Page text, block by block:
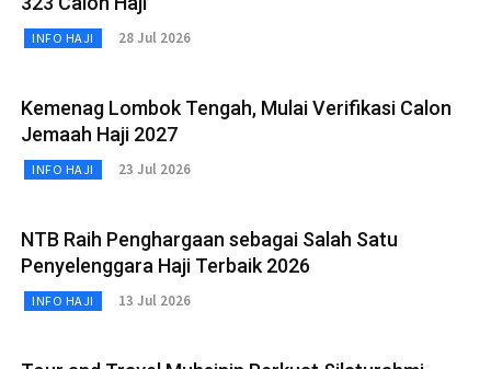
INFO HAJI 28 Jul 2026
Kemenag Lombok Tengah, Mulai Verifikasi Calon
Jemaah Haji 2027
INFO HAJI 23 Jul 2026
NTB Raih Penghargaan sebagai Salah Satu
Penyelenggara Haji Terbaik 2026
INFO HAJI 13 Jul 2026